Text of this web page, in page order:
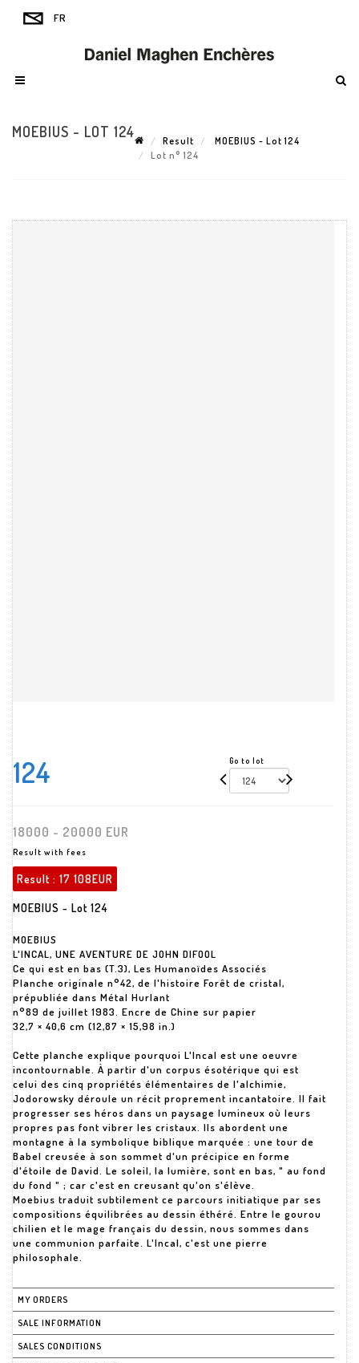
MOEBIUS - LOT 124
Result
MOEBIUS - Lot 124
Lot n° 124
124 Go to lot
18000 - 20000 EUR
Result with fees
Result : 17 108EUR
MOEBIUS - Lot 124
MOEBIUS
L'INCAL, UNE AVENTURE DE JOHN DIFOOL
Ce qui est en bas (T.3), Les Humanoïdes Associés
Planche originale n°42, de l'histoire Forêt de cristal,
prépubliée dans Métal Hurlant
n°89 de juillet 1983. Encre de Chine sur papier
32,7 × 40,6 cm (12,87 × 15,98 in.)
Cette planche explique pourquoi L'Incal est une oeuvre
incontournable. À partir d'un corpus ésotérique qui est
celui des cinq propriétés élémentaires de l'alchimie,
Jodorowsky déroule un récit proprement incantatoire. Il fait
progresser ses héros dans un paysage lumineux où leurs
propres pas font vibrer les cristaux. Ils abordent une
montagne à la symbolique biblique marquée : une tour de
Babel creusée à son sommet d'un précipice en forme
d'étoile de David. Le soleil, la lumière, sont en bas, " au fond
du fond " ; car c'est en creusant qu'on s'élève.
Moebius traduit subtilement ce parcours initiatique par ses
compositions équilibrées au dessin éthéré. Entre le gourou
chilien et le mage français du dessin, nous sommes dans
une communion parfaite. L'Incal, c'est une pierre
MY ORDERS
SALE INFORMATION
SALES CONDITIONS